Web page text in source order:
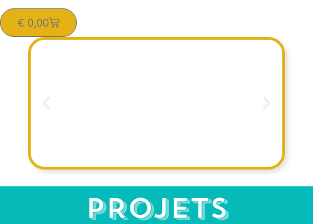
€ 0,00
Atelier
d'initiation au
PROJETS